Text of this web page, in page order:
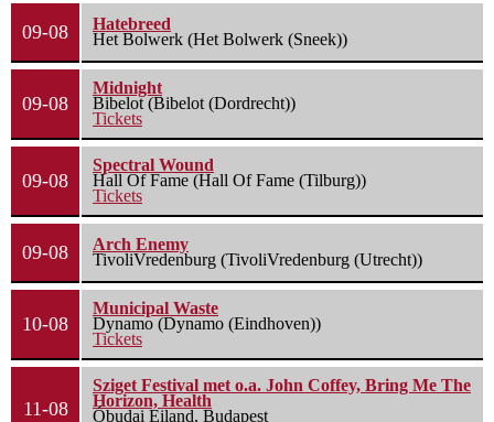
09-08
Hatebreed
Het Bolwerk (Het Bolwerk (Sneek))
09-08
Midnight
Bibelot (Bibelot (Dordrecht))
Tickets
09-08
Spectral Wound
Hall Of Fame (Hall Of Fame (Tilburg))
Tickets
09-08
Arch Enemy
TivoliVredenburg (TivoliVredenburg (Utrecht))
10-08
Municipal Waste
Dynamo (Dynamo (Eindhoven))
Tickets
11-08
Sziget Festival met o.a. John Coffey, Bring Me The
Horizon, Health
Óbudai Eiland, Budapest